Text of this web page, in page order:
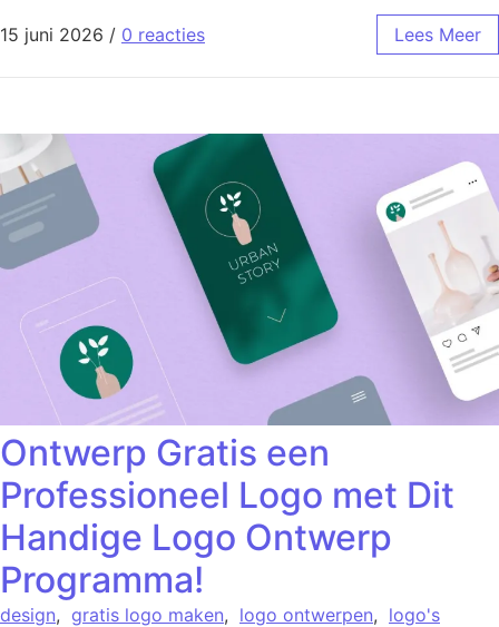
15 juni 2026 / 0 reacties Lees Meer
Ontwerp Gratis een
Professioneel Logo met Dit
Handige Logo Ontwerp
Programma!
design, gratis logo maken, logo ontwerpen, logo's